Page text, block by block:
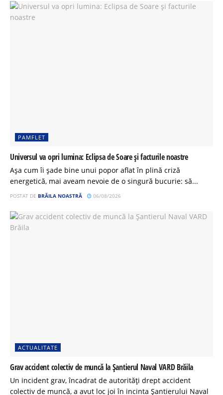
PAMFLET
Universul va opri lumina: Eclipsa de Soare și facturile noastre
Așa cum îi șade bine unui popor aflat în plină criză
energetică, mai aveam nevoie de o singură bucurie: să...
POSTAT DE BRĂILA NOASTRĂ 06/08/2026
ACTUALITATE
Grav accident colectiv de muncă la Șantierul Naval VARD Brăila
Un incident grav, încadrat de autorități drept accident
colectiv de muncă, a avut loc joi în incinta Șantierului Naval